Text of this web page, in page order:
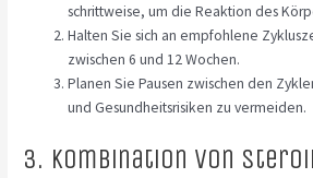
schrittweise, um die Reaktion des
Halten Sie sich an empfohlene
zwischen 6 und 12 Wochen.
Planen Sie Pausen zwischen den
und Gesundheitsrisiken zu vermeiden.
3. Kombination von